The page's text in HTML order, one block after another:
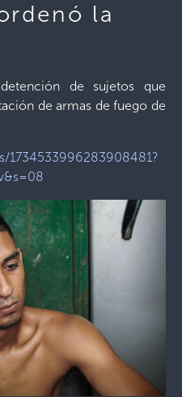
la
de sujetos que
de armas de fuego de
1734533996283908481?